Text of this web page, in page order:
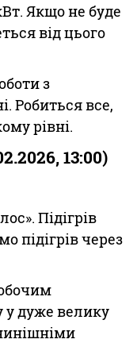
Якщо не буде
від цього
з
Робиться все,
рівні.
13:00)
Підігрів
підігрів через
у дуже велику